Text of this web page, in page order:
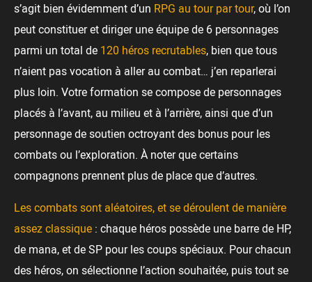
s’agit bien évidemment d’un RPG au tour par tour, où l’on
peut constituer et diriger une équipe de 6 personnages
parmi un total de 120 héros recrutables, bien que tous
n’aient pas vocation à aller au combat… j’en reparlerai
plus loin. Votre formation se compose de personnages
placés à l’avant, au milieu et à l’arrière, ainsi que d’un
personnage de soutien octroyant des bonus pour les
combats ou l’exploration. À noter que certains
compagnons prennent plus de place que d’autres.
Les combats sont aléatoires, et se déroulent de manière
assez classique : chaque héros possède une barre de HP,
de mana, et de SP pour les coups spéciaux. Pour chacun
des héros, on sélectionne l’action souhaitée, puis tout se